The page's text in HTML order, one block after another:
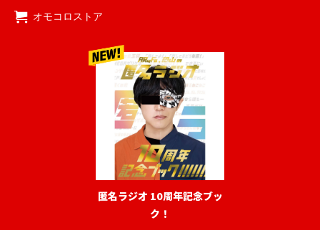
オモコロストア
匿名ラジオ 10周年記念ブッ
ク！